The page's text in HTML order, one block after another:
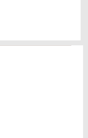
appréciés!
des amis.